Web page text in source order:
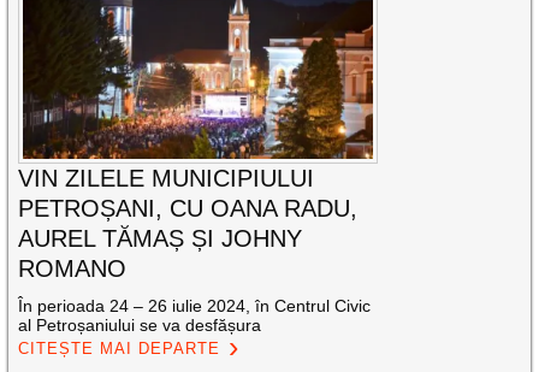
VIN ZILELE MUNICIPIULUI
PETROȘANI, CU OANA RADU,
AUREL TĂMAȘ ȘI JOHNY
ROMANO
În perioada 24 – 26 iulie 2024, în Centrul Civic
al Petroșaniului se va desfășura
CITEȘTE MAI DEPARTE